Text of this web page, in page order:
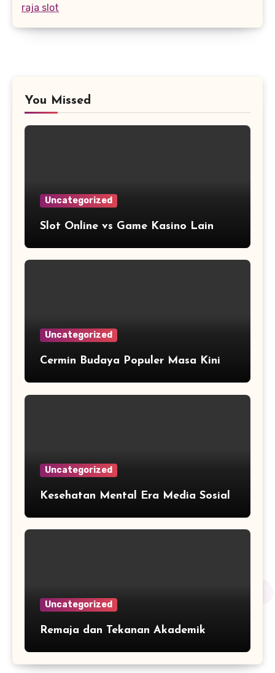
raja slot
You Missed
Uncategorized
Slot Online vs Game Kasino Lain
Uncategorized
Cermin Budaya Populer Masa Kini
Uncategorized
Kesehatan Mental Era Media Sosial
Uncategorized
Remaja dan Tekanan Akademik